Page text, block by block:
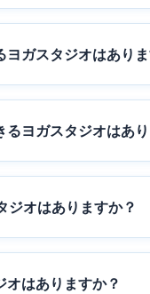
ガスタジオはあり
ヨガスタジオはあ
ジオはありますか？
はありますか？